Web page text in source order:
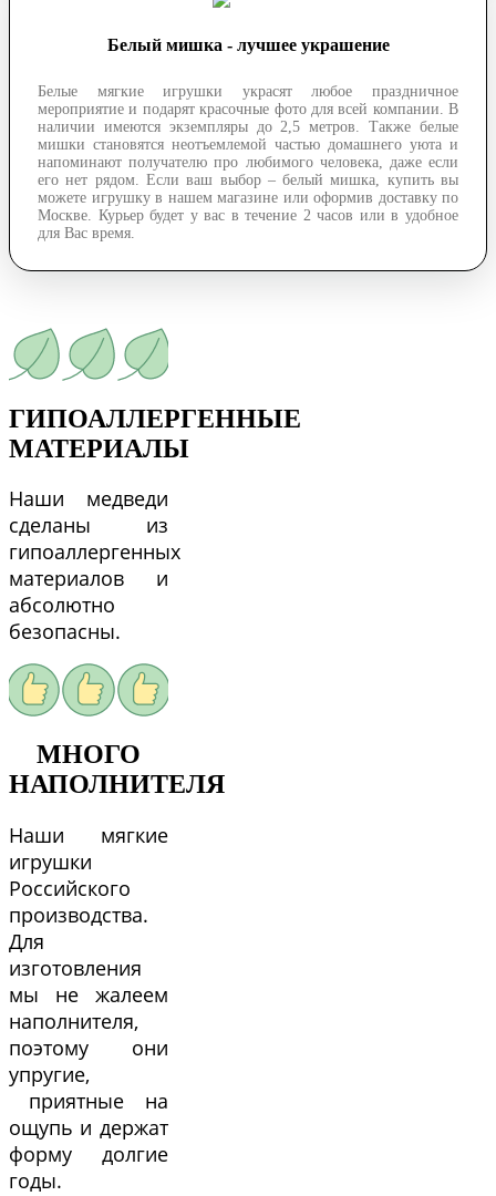
Белый мишка - лучшее украшение
Белые мягкие игрушки украсят любое праздничное
мероприятие и подарят красочные фото для всей компании. В
наличии имеются экземпляры до 2,5 метров. Также белые
мишки становятся неотъемлемой частью домашнего уюта и
напоминают получателю про любимого человека, даже если
его нет рядом. Если ваш выбор – белый мишка, купить вы
можете игрушку в нашем магазине или оформив доставку по
Москве. Курьер будет у вас в течение 2 часов или в удобное
для Вас время.
ГИПОАЛЛЕРГЕННЫЕ
МАТЕРИАЛЫ
Наши медведи
сделаны из
гипоаллергенных
материалов и
абсолютно
безопасны.
МНОГО
НАПОЛНИТЕЛЯ
Наши мягкие
игрушки
Российского
производства.
Для
изготовления
мы не жалеем
наполнителя,
поэтому они
упругие,
приятные на
ощупь и держат
форму долгие
годы.